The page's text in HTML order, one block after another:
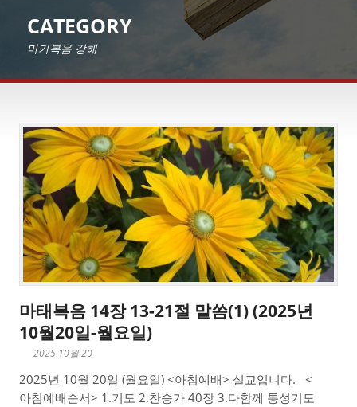
CATEGORY
마가복음 강해
마태복음 14장 13-21절 말씀(1) (2025년
10월20일-월요일)
2025 10월 20
2025년 10월 20일 (월요일) <아침예배> 설교입니다. <
아침예배순서> 1.기도 2.찬송가 40장 3.다함께 통성기도